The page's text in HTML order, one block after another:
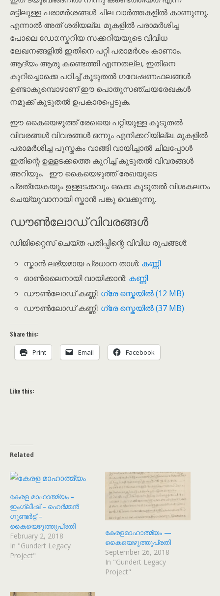
മട്ടിലുള്ള പരാമർശങ്ങൾ ചില വാർത്തകളിൽ കാണുന്നു.
എന്നാൽ അത് ശരിയല്ല. മുകളിൽ പരാമർശിച്ച
പോലെ ഡോ:സ്കറിയ സക്കറിയയുടെ വിവിധ
ലേഖനങ്ങളിൽ ഇതിനെ പറ്റി പരാമർശം കാണാം.
ആദ്യം ആരു കണ്ടെത്തി എന്നതല്ല, ഇതിനെ
കുറിച്ചൊക്കെ പഠിച്ച് കൂടുതൽ ഗവേഷണഫലങ്ങൾ
ഉണ്ടാകുമ്പൊഴാണ് ഈ പൊതുസഞ്ചയരേഖകൾ
നമുക്ക് കൂടുതൽ ഉപകാരപ്പെടുക.
ഈ കൈയെഴുത്ത് രേഖയെ പറ്റിയുള്ള കൂടുതൽ
വിവരങ്ങൾ വിവരങ്ങൾ ഒന്നും എനിക്കറിയില്ല. മുകളിൽ
പരാമർശിച്ച പുസ്തകം വാങ്ങി വായിച്ചാൽ ചിലപ്പോൾ
ഇതിന്റെ ഉള്ളടക്കത്തെ കുറിച്ച് കൂടുതൽ വിവരങ്ങൾ
അറിയും. ഈ കൈയെഴുത്ത് രേഖയുടെ
പ്രത്യേകയും ഉള്ളടക്കവും ഒക്കെ കൂടുതൽ വിശകലനം
ചെയ്യുവാനായി സ്കാൻ പങ്കു വെക്കുന്നു.
ഡൗൺലോഡ് വിവരങ്ങൾ
ഡിജിറ്റൈസ് ചെയ്ത പതിപ്പിന്റെ വിവിധ രൂപങ്ങൾ:
സ്കാൻ ലഭ്യമായ പ്രധാന താൾ: കണ്ണി
ഓൺലൈനായി വായിക്കാൻ: കണ്ണി
ഡൗൺലോഡ് കണ്ണി: ഗ്രേ സ്കെയിൽ (12 MB)
ഡൗൺലോഡ് കണ്ണി: ഗ്രേ സ്കെയിൽ (37 MB)
Share this:
Print Email Facebook
Like this:
Related
കേരള മാഹാത്മ്യം –
ഇംഗ്ലീഷ് – ഹെർമ്മൻ
ഗുണ്ടർട്ട് –
കൈയെഴുത്തുപ്രതി
February 2, 2018
In "Gundert Legacy
Project"
കേരളമാഹാത്മ്യം —
കൈയെഴുത്തുപ്രതി
September 26, 2018
In "Gundert Legacy
Project"